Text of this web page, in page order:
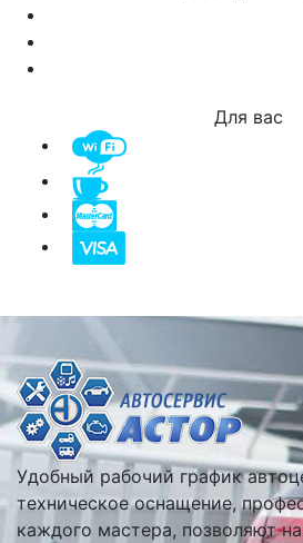
Для вас
Удобный рабочий график
техническое оснащение,
каждого мастера, позволяют